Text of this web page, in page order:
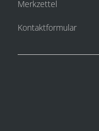
Merkzettel
Kontaktformular